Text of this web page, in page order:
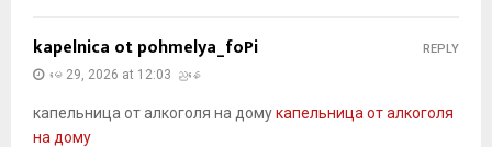
kapelnica ot pohmelya_foPi
မေ 29, 2026 at 12:03 ညနေ
капельница от алкоголя на домукапельница от алкоголя
на дому
REPLY